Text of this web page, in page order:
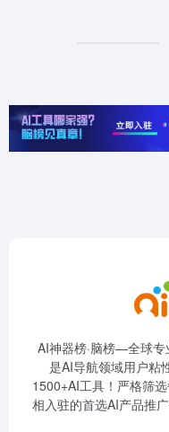
AI神器榜·脑榜—全球专
是AI导航领域用户粘
1500+AI工具！严格筛
相入驻的首选AI产品推